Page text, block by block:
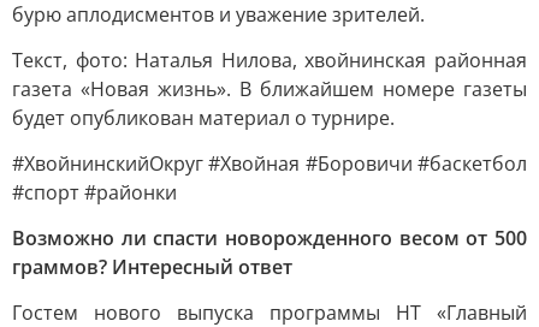
бурю аплодисментов и уважение зрителей.
Текст, фото: Наталья Нилова, хвойнинская районная
газета «Новая жизнь». В ближайшем номере газеты
будет опубликован материал о турнире.
#ХвойнинскийОкруг #Хвойная #Боровичи #баскетбол
#спорт #районки
Возможно ли спасти новорожденного весом от 500
граммов? Интересный ответ
Гостем нового выпуска программы НТ «Главный